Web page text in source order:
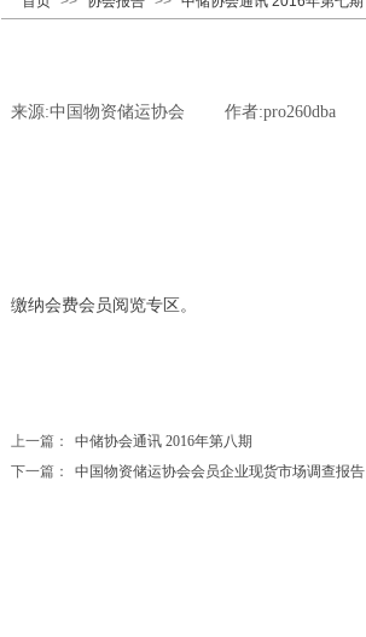
来源:中国物资储运协会 作者:pro260dba
缴纳会费会员阅览专区。
上一篇：
中储协会通讯 2016年第八期
下一篇：
中国物资储运协会会员企业现货市场调查报告